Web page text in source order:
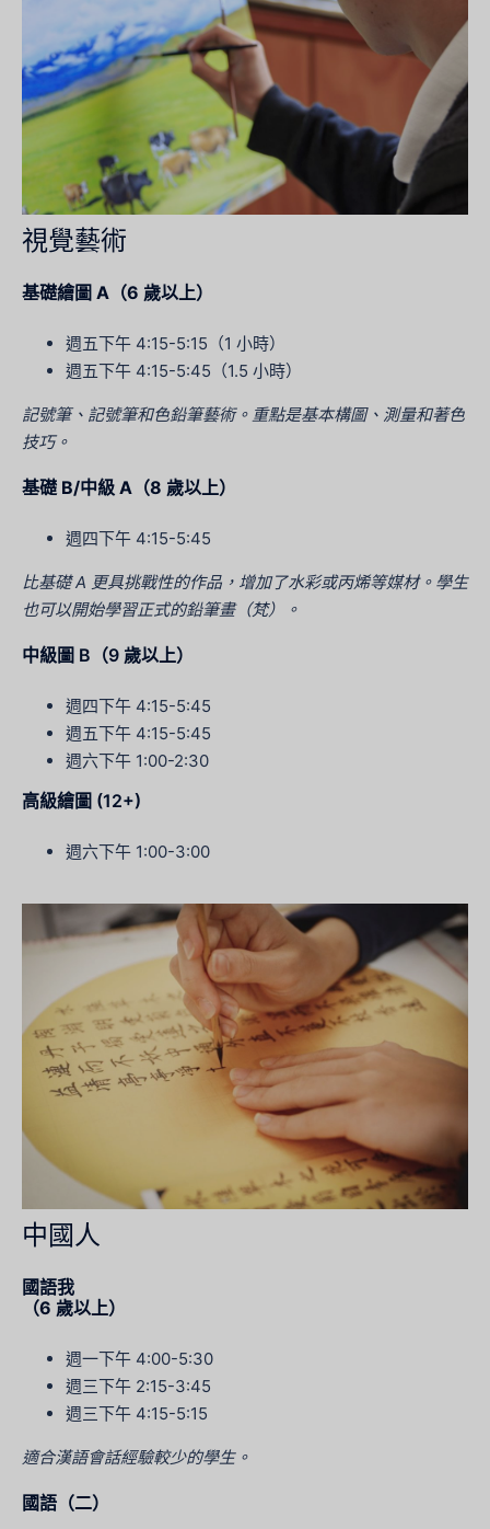
視覺藝術
基礎繪圖 A（6 歲以上）
週五下午 4:15-5:15（1 小時）
週五下午 4:15-5:45（1.5 小時）
記號筆、記號筆和色鉛筆藝術。重點是基本構圖、測量和著色
技巧。
基礎 B/中級 A（8 歲以上）
週四下午 4:15-5:45
比基礎 A 更具挑戰性的作品，增加了水彩或丙烯等媒材。學生
也可以開始學習正式的鉛筆畫（梵）。
中級圖 B（9 歲以上）
週四下午 4:15-5:45
週五下午 4:15-5:45
週六下午 1:00-2:30
高級繪圖 (12+)
週六下午 1:00-3:00
中國人
國語我
（6 歲以上）
週一下午 4:00-5:30
週三下午 2:15-3:45
週三下午 4:15-5:15
適合漢語會話經驗較少的學生。
國語（二）